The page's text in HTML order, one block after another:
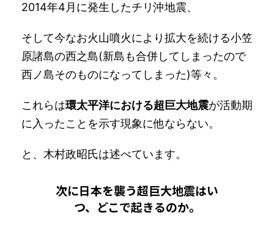
2014年4月に発生したチリ沖地震、
そして今なお火山噴火により拡大を続ける小笠
原諸島の西之島(新島も合併してしまったので
西ノ島そのものになってしまった)等々。
これらは環太平洋における超巨大地震が活動期
に入ったことを示す現象に他ならない。
と、木村政昭氏は述べています。
次に日本を襲う超巨大地震はい
つ、どこで起きるのか。